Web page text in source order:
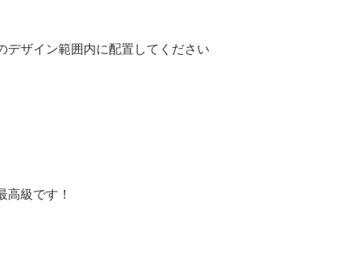
デザイン範囲内に配置してください
級です！